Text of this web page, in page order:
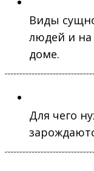
Виды
людей и
доме.
Для чего